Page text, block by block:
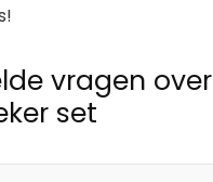
vragen over
set